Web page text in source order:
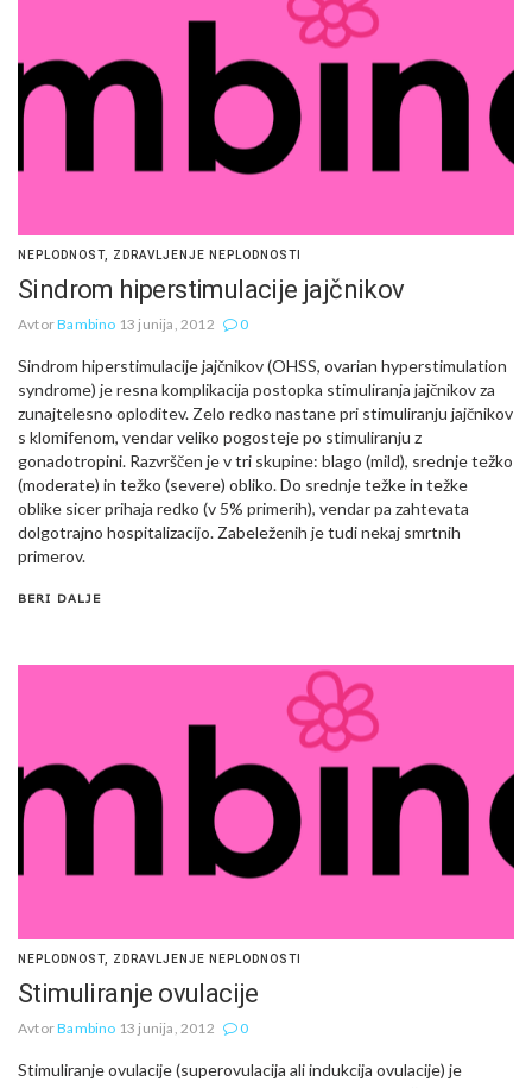
NEPLODNOST, ZDRAVLJENJE NEPLODNOSTI
Sindrom hiperstimulacije jajčnikov
AvtorBambino 13 junija, 2012 0
Sindrom hiperstimulacije jajčnikov (OHSS, ovarian hyperstimulation
syndrome) je resna komplikacija postopka stimuliranja jajčnikov za
zunajtelesno oploditev. Zelo redko nastane pri stimuliranju jajčnikov
s klomifenom, vendar veliko pogosteje po stimuliranju z
gonadotropini. Razvrščen je v tri skupine: blago (mild), srednje težko
(moderate) in težko (severe) obliko. Do srednje težke in težke
oblike sicer prihaja redko (v 5% primerih), vendar pa zahtevata
dolgotrajno hospitalizacijo. Zabeleženih je tudi nekaj smrtnih
primerov.
BERI DALJE
NEPLODNOST, ZDRAVLJENJE NEPLODNOSTI
Stimuliranje ovulacije
AvtorBambino 13 junija, 2012 0
Stimuliranje ovulacije (superovulacija ali indukcija ovulacije) je